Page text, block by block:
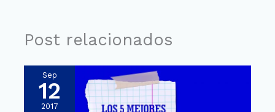
Post relacionados
Sep
12
2017